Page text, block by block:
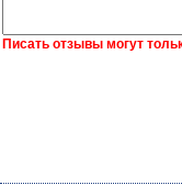
Писать отзывы могут